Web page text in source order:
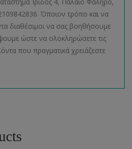
Όποιον τρόπο και να
διαθέσιμοι να σας βοηθήσουμε
ώστε να ολοκληρώσετε τις
που πραγματικά χρειάζεστε